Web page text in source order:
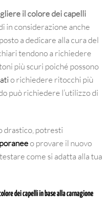
il colore dei capelli
in considerazione anche
a dedicare alla cura del
tendono a richiedere
più scuri poiché possono
o richiedere ritocchi più
può richiedere l’utilizzo di
drastico, potresti
o provare il nuovo
come si adatta alla tua
dei capelli in base alla carnagione